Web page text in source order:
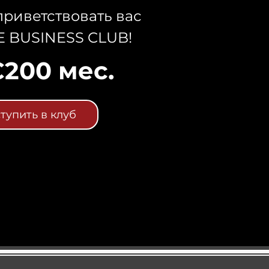
вас
BUSINESS CLUB!
мес.
в клуб